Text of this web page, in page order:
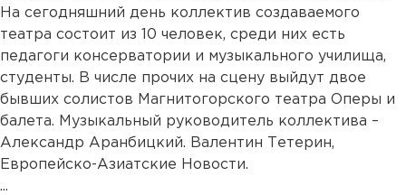
На сегодняшний день коллектив создаваемого
театра состоит из 10 человек, среди них есть
педагоги консерватории и музыкального училища,
студенты. В числе прочих на сцену выйдут двое
бывших солистов Магнитогорского театра Оперы и
балета. Музыкальный руководитель коллектива –
Александр Аранбицкий. Валентин Тетерин,
Европейско-Азиатские Новости.
...